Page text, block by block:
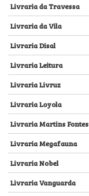
Livraria da Travessa
Livraria da Vila
Livraria Disal
Livraria Leitura
Livraria Livruz
Livraria Loyola
Livraria Martins Fontes
Livraria Megafauna
Livraria Nobel
Livraria Vanguarda